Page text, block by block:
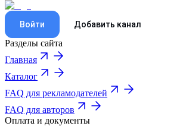
Войти Добавить канал
Разделы сайта
Главная
Каталог
FAQ для рекламодателей
FAQ для авторов
Оплата и документы